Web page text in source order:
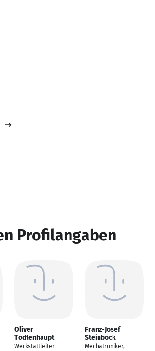
Profilangaben
Oliver
Todtenhaupt
Werkstattleiter
Franz-Josef
Steinböck
Mechatroniker,